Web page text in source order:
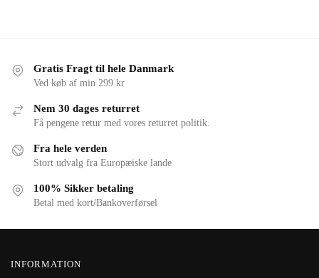
Gratis Fragt til hele Danmark
Ved køb af min 299 kr
Nem 30 dages returret
Få pengene retur med vores returret politik.
Fra hele verden
Stort udvalg fra Europæiske lande
100% Sikker betaling
Betal med kort/Bankoverførsel
INFORMATION